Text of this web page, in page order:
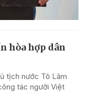
hòa hợp dân
tịch nước Tô Lâm
tác người Việt